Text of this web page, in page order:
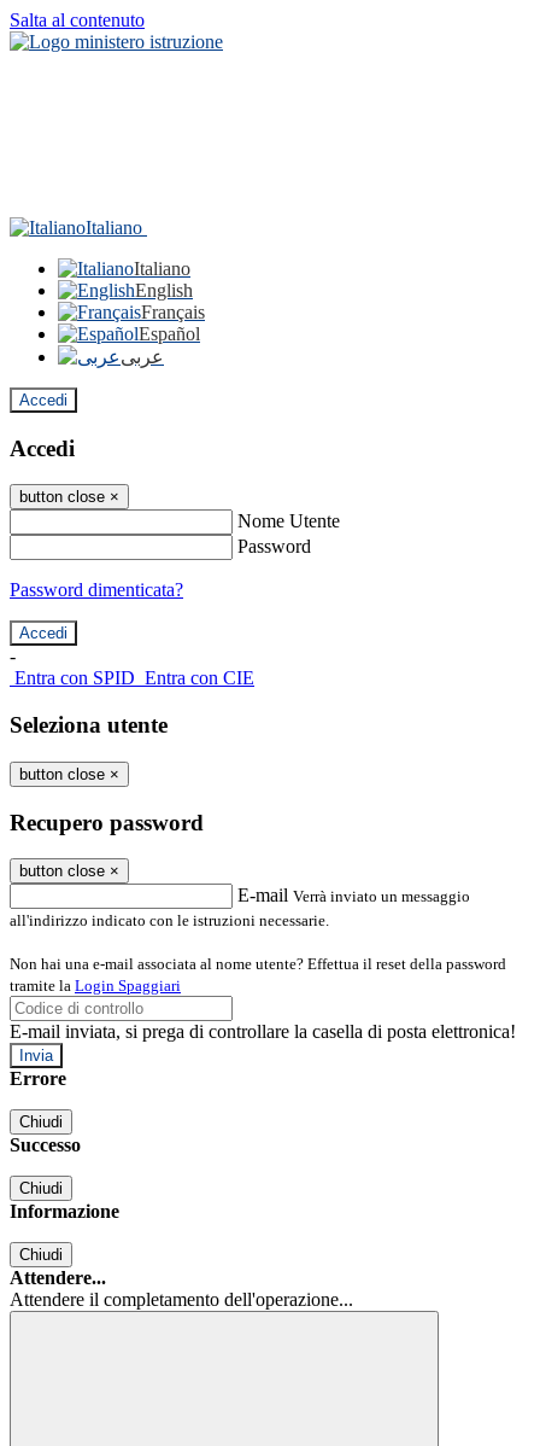
Salta al contenuto
Italiano
Italiano
English
Français
Español
عربى
Accedi
Accedi
button close ×
Nome Utente
Password
Password dimenticata?
-
Entra con SPID Entra con CIE
Seleziona utente
button close ×
Recupero password
button close ×
E-mail Verrà inviato un messaggio
all'indirizzo indicato con le istruzioni necessarie.
Non hai una e-mail associata al nome utente? Effettua il reset della password
tramite la Login Spaggiari
E-mail inviata, si prega di controllare la casella di posta elettronica!
Errore
Chiudi
Successo
Chiudi
Informazione
Chiudi
Attendere...
Attendere il completamento dell'operazione...